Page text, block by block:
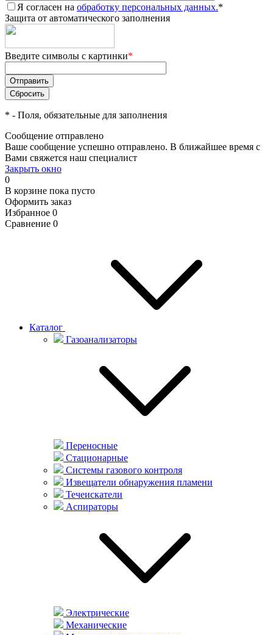
Я согласен на обработку персональных данных.*
Защита от автоматического заполнения
Введите символы с картинки*
* - Поля, обязательные для заполнения
Сообщение отправлено
Ваше сообщение успешно отправлено. В ближайшее время с
Вами свяжется наш специалист
Закрыть окно
0
В корзине пока пусто
Оформить заказ
Избранное 0
Сравнение 0
Каталог
Газоанализаторы
Переносные
Стационарные
Системы газового контроля
Извещатели обнаружения пламени
Течеискатели
Аспираторы
Электрические
Механические